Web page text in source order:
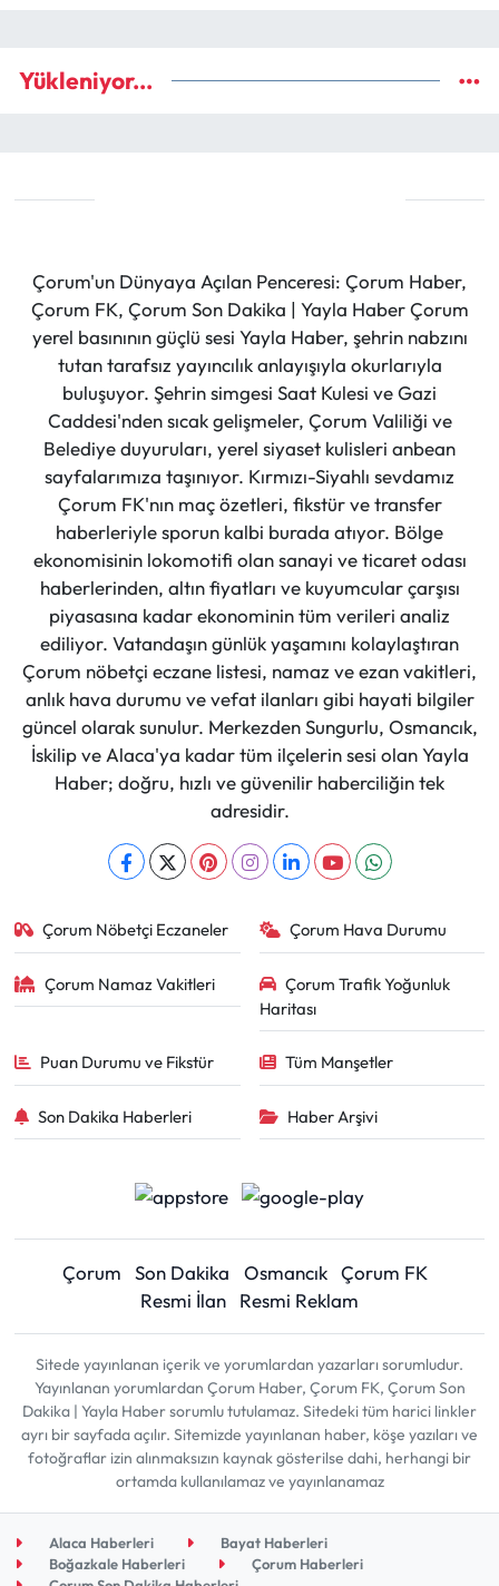
Yükleniyor...
Çorum'un Dünyaya Açılan Penceresi: Çorum Haber,
Çorum FK, Çorum Son Dakika | Yayla Haber Çorum
yerel basınının güçlü sesi Yayla Haber, şehrin nabzını
tutan tarafsız yayıncılık anlayışıyla okurlarıyla
buluşuyor. Şehrin simgesi Saat Kulesi ve Gazi
Caddesi'nden sıcak gelişmeler, Çorum Valiliği ve
Belediye duyuruları, yerel siyaset kulisleri anbean
sayfalarımıza taşınıyor. Kırmızı-Siyahlı sevdamız
Çorum FK'nın maç özetleri, fikstür ve transfer
haberleriyle sporun kalbi burada atıyor. Bölge
ekonomisinin lokomotifi olan sanayi ve ticaret odası
haberlerinden, altın fiyatları ve kuyumcular çarşısı
piyasasına kadar ekonominin tüm verileri analiz
ediliyor. Vatandaşın günlük yaşamını kolaylaştıran
Çorum nöbetçi eczane listesi, namaz ve ezan vakitleri,
anlık hava durumu ve vefat ilanları gibi hayati bilgiler
güncel olarak sunulur. Merkezden Sungurlu, Osmancık,
İskilip ve Alaca'ya kadar tüm ilçelerin sesi olan Yayla
Haber; doğru, hızlı ve güvenilir haberciliğin tek
adresidir.
Çorum Nöbetçi Eczaneler Çorum Hava Durumu
Çorum Namaz Vakitleri
Çorum Trafik Yoğunluk
Haritası
Puan Durumu ve Fikstür Tüm Manşetler
Son Dakika Haberleri Haber Arşivi
Çorum Son Dakika Osmancık Çorum FK
Resmi İlan
Resmi Reklam
Sitede yayınlanan içerik ve yorumlardan yazarları sorumludur.
Yayınlanan yorumlardan Çorum Haber, Çorum FK, Çorum Son
Dakika | Yayla Haber sorumlu tutulamaz. Sitedeki tüm harici linkler
ayrı bir sayfada açılır. Sitemizde yayınlanan haber, köşe yazıları ve
fotoğraflar izin alınmaksızın kaynak gösterilse dahi, herhangi bir
ortamda kullanılamaz ve yayınlanamaz
Alaca Haberleri
Bayat Haberleri
Boğazkale Haberleri
Çorum Haberleri